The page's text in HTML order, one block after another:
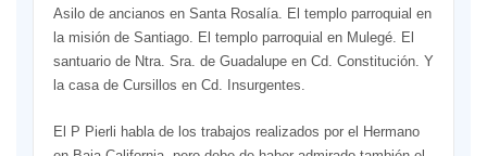
Asilo de ancianos en Santa Rosalía. El templo parroquial en
la misión de Santiago. El templo parroquial en Mulegé. El
santuario de Ntra. Sra. de Guadalupe en Cd. Constitución. Y
la casa de Cursillos en Cd. Insurgentes.
El P Pierli habla de los trabajos realizados por el Hermano